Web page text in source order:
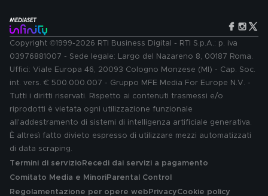
Copyright ©1999-2026 RTI Business Digital - RTI S.p.A.: p. iva
03976881007 - Sede legale: Largo del Nazareno 8, 00187 Roma.
Uffici: Viale Europa 46, 20093 Cologno Monzese (MI) - Cap. Soc.
int. vers. € 500.000.007 - Gruppo MFE Media For Europe N.V. -
Tutti i diritti riservati. Rispetto ai contenuti trasmessi e/o
riprodotti è vietata ogni utilizzazione funzionale
all'addestramento di sistemi di intelligenza artificiale generativa.
È altresì fatto divieto espresso di utilizzare mezzi automatizzati
di data scraping.
Termini di servizio Recedi dai servizi a pagamento
Comitato Media e MinoriParental Control
Regolamentazione per opere web PrivacyCookie policy